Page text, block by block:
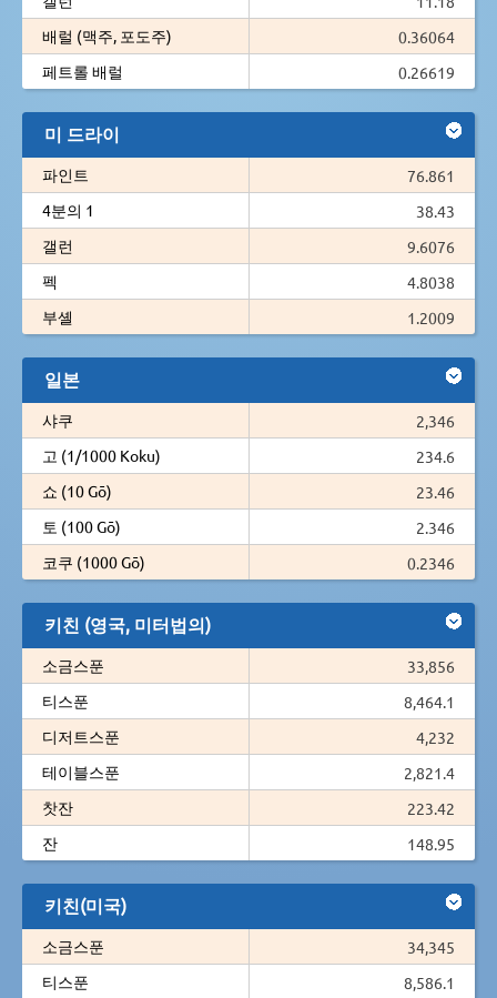
배럴 (맥주, 포도주)
0.36064
페트롤 배럴
0.26619
미 드라이
파인트
76.861
4분의 1
38.43
갤런
9.6076
펙
4.8038
부셸
1.2009
일본
샤쿠
2,346
고 (1/1000 Koku)
234.6
쇼 (10 Gō)
23.46
토 (100 Gō)
2.346
코쿠 (1000 Gō)
0.2346
키친 (영국, 미터법의)
소금스푼
33,856
티스푼
8,464.1
디저트스푼
4,232
테이블스푼
2,821.4
찻잔
223.42
잔
148.95
키친(미국)
소금스푼
34,345
티스푼
8,586.1